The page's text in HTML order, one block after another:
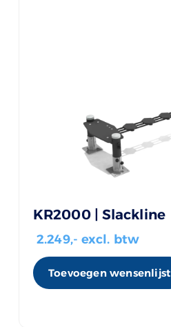
KR2000 | Slackline
2.249,- excl. btw
Toevoegen wensenlijst